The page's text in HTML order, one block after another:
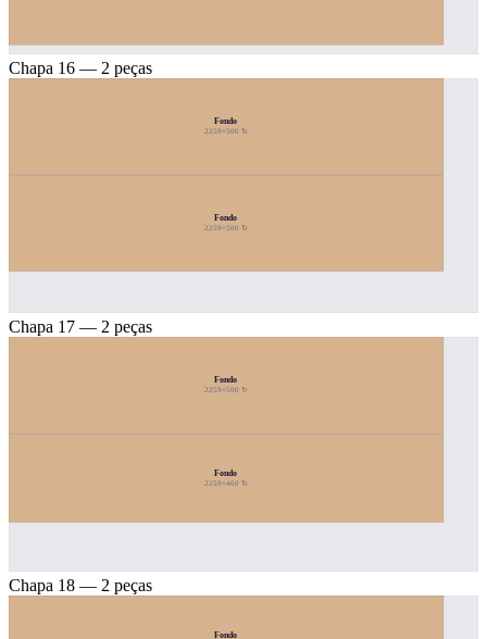
Chapa 16 — 2 peças
Fondo
2259×500 ↻
Fondo
2259×500 ↻
Chapa 17 — 2 peças
Fondo
2259×500 ↻
Fondo
2259×460 ↻
Chapa 18 — 2 peças
Fondo